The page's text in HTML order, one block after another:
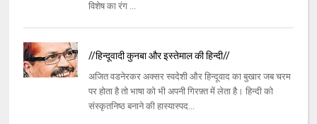
विशेष का रंग ...
//हिन्दूवादी कुनबा और इस्तेमाल की हिन्दी//
अजित वडनेरकर अक्सर स्वदेशी और हिन्दूवाद का बुखार जब चरम
पर होता है तो भाषा को भी अपनी गिरफ़्त में लेता है। हिन्दी को
संस्कृतनिष्ठ बनाने की हास्यास्पद...